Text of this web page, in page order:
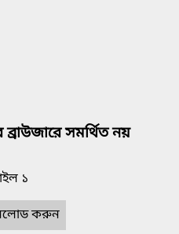
সমর্থিত নয়
১
করুন